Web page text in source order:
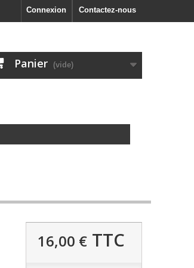
Contactez-nous
Connexion
Panier (vide)
16,00 €TTC